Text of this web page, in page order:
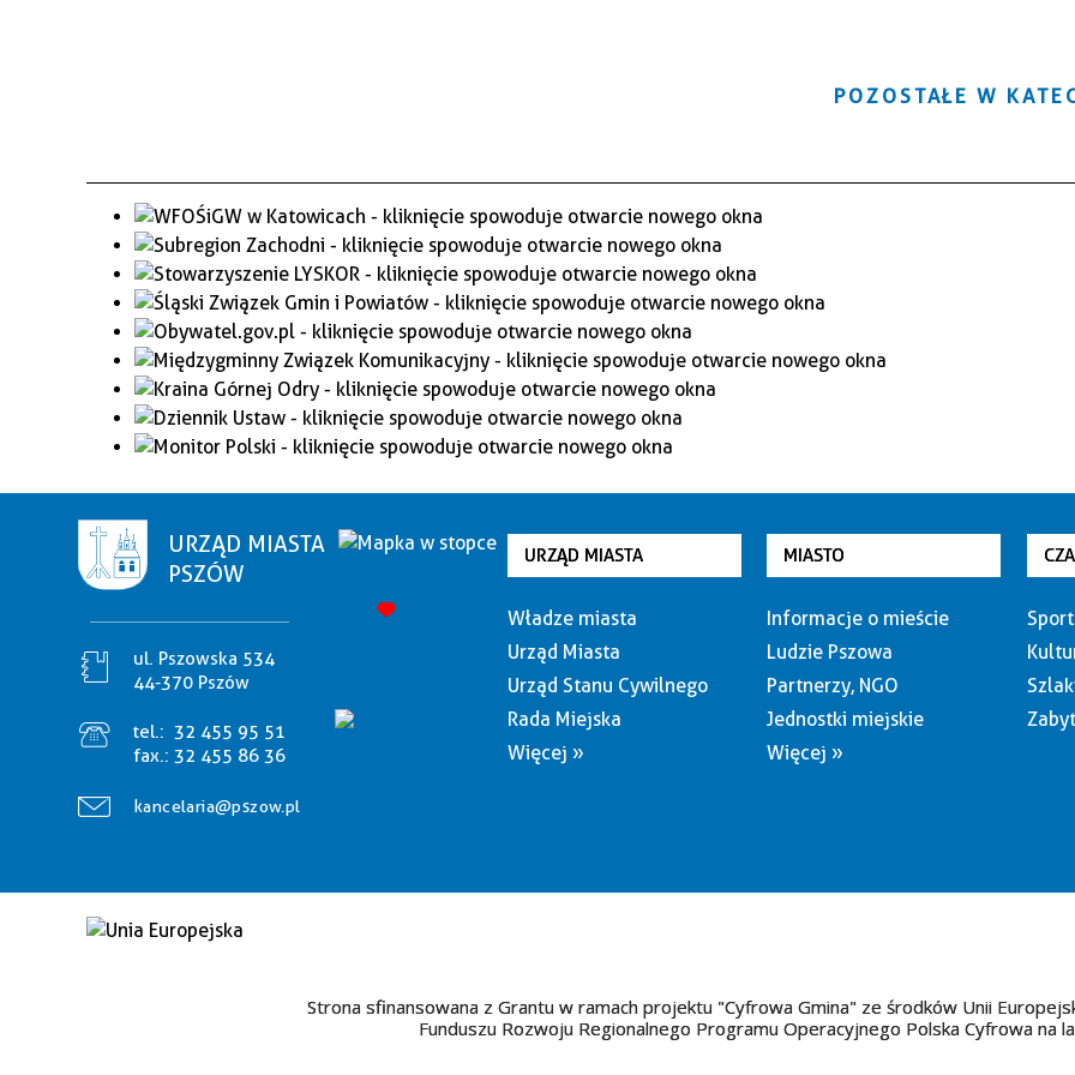
POZOSTAŁE W
URZĄD MIASTA
PSZÓW
ul. Pszowska 534
44-370 Pszów
tel.: 32 455 95 51
fax.: 32 455 86 36
kancelaria@pszow.pl
URZĄD MIASTA
Władze miasta
Urząd Miasta
Urząd Stanu Cywilnego
Rada Miejska
Więcej »
MIASTO
Informacje o mieście
Ludzie Pszowa
Partnerzy, NGO
Jednostki miejskie
Więcej »
Sport
Strona sfinansowana z Grantu w ramach projektu "Cyfrowa Gmina" ze środków Unii
Funduszu Rozwoju Regionalnego Programu Operacyjnego Polska Cyfrowa na